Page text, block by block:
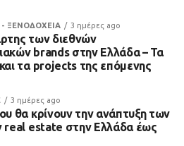
ΞΕΝΟΔΟΧΕΙΑ 3 ημέρες ago
των διεθνών
brands στην Ελλάδα – Τα
τα projects της επόμενης
3 ημέρες ago
θα κρίνουν την ανάπτυξη των
real estate στην Ελλάδα έως